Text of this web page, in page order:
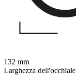
132 mm
Larghezza dell'occhiale